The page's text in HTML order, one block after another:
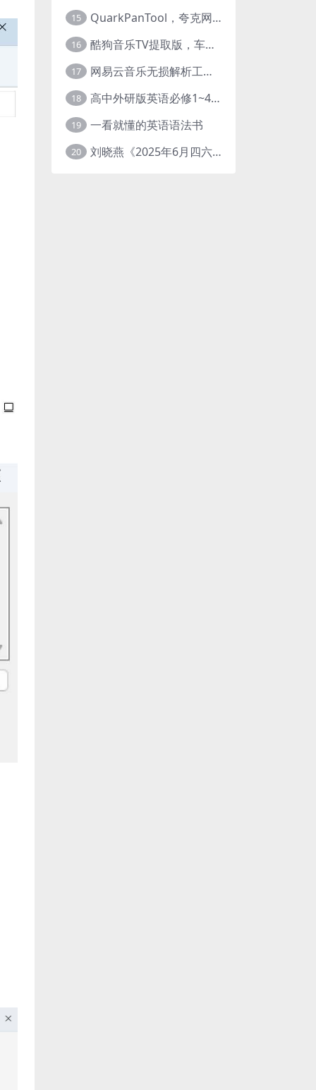
15 QuarkPanTool，夸克网盘链接批量转存、分享和下载工具
16 酷狗音乐TV提取版，车机+安卓+TV三端会员互通
17 网易云音乐无损解析工具，超清母带音质免费下载
18 高中外研版英语必修1~4+考试技巧78讲全套视频
19 一看就懂的英语语法书
20 刘晓燕《2025年6月四六级考试急救班 (原保命班) 》(四级完结+六级写译、阅读)